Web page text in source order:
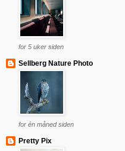
for 5 uker siden
Sellberg Nature Photo
for én måned siden
Pretty Pix